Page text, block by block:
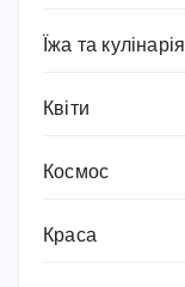
Їжа та кулінарія
Квіти
Космос
Краса